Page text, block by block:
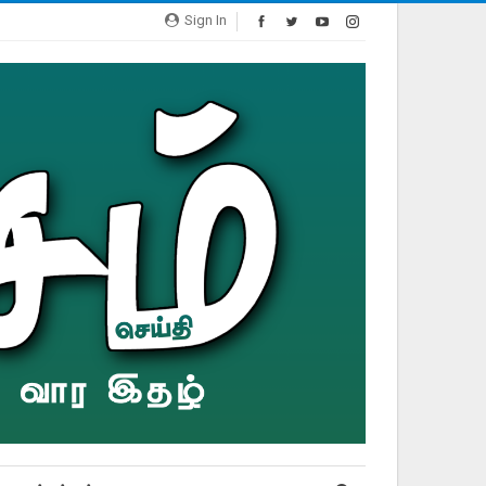
Sign In